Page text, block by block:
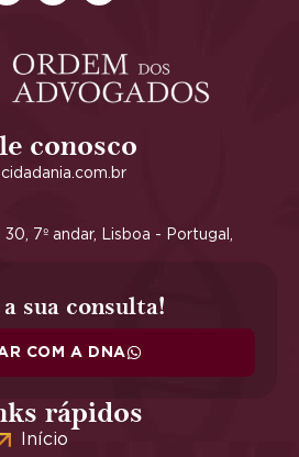
conosco
7º andar, Lisboa - Portugal,
sua consulta!
COM A DNA
rápidos
Início